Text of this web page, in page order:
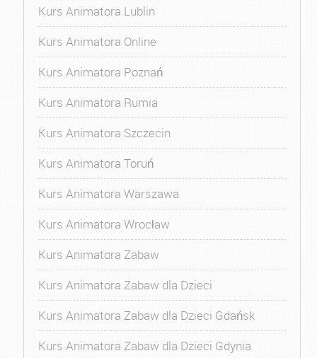
Kurs Animatora Lublin
Kurs Animatora Online
Kurs Animatora Poznań
Kurs Animatora Rumia
Kurs Animatora Szczecin
Kurs Animatora Toruń
Kurs Animatora Warszawa
Kurs Animatora Wrocław
Kurs Animatora Zabaw
Kurs Animatora Zabaw dla Dzieci
Kurs Animatora Zabaw dla Dzieci Gdańsk
Kurs Animatora Zabaw dla Dzieci Gdynia